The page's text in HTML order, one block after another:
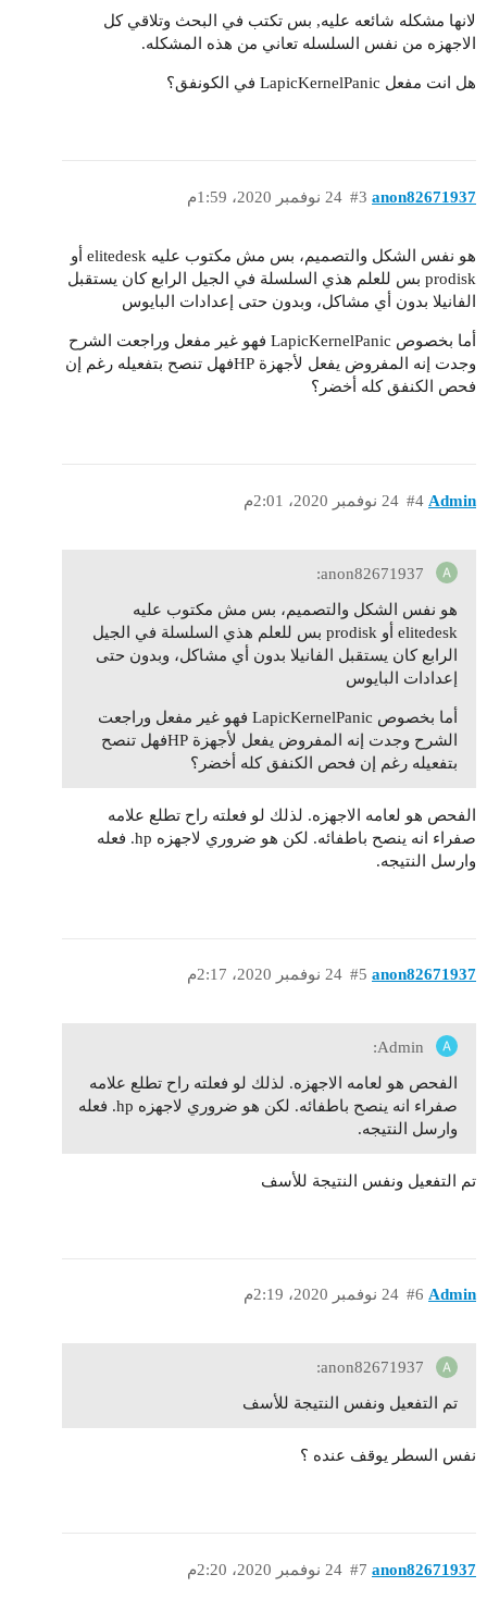
لانها مشكله شائعه عليه, بس تكتب في البحث وتلاقي كل
الاجهزه من نفس السلسله تعاني من هذه المشكله.
هل انت مفعل LapicKernelPanic في الكونفق؟
anon82671937 24 نوفمبر 2020، 1:59م #3
هو نفس الشكل والتصميم، بس مش مكتوب عليه elitedesk أو
prodisk بس للعلم هذي السلسلة في الجيل الرابع كان يستقبل
الفانيلا بدون أي مشاكل، وبدون حتى إعدادات البايوس
أما بخصوص LapicKernelPanic فهو غير مفعل وراجعت الشرح
وجدت إنه المفروض يفعل لأجهزة HPفهل تنصح بتفعيله رغم إن
فحص الكنفق كله أخضر؟
Admin 24 نوفمبر 2020، 2:01م #4
هو نفس الشكل والتصميم، بس مش مكتوب عليه
elitedesk أو prodisk بس للعلم هذي السلسلة في الجيل
الرابع كان يستقبل الفانيلا بدون أي مشاكل، وبدون حتى
إعدادات البايوس
أما بخصوص LapicKernelPanic فهو غير مفعل وراجعت
الشرح وجدت إنه المفروض يفعل لأجهزة HPفهل تنصح
بتفعيله رغم إن فحص الكنفق كله أخضر؟
الفحص هو لعامه الاجهزه. لذلك لو فعلته راح تطلع علامه
صفراء انه ينصح باطفائه. لكن هو ضروري لاجهزه hp. فعله
وارسل النتيجه.
anon82671937 24 نوفمبر 2020، 2:17م #5
الفحص هو لعامه الاجهزه. لذلك لو فعلته راح تطلع علامه
صفراء انه ينصح باطفائه. لكن هو ضروري لاجهزه hp. فعله
وارسل النتيجه.
تم التفعيل ونفس النتيجة للأسف
Admin 24 نوفمبر 2020، 2:19م #6
تم التفعيل ونفس النتيجة للأسف
نفس السطر يوقف عنده ؟
anon82671937 24 نوفمبر 2020، 2:20م #7